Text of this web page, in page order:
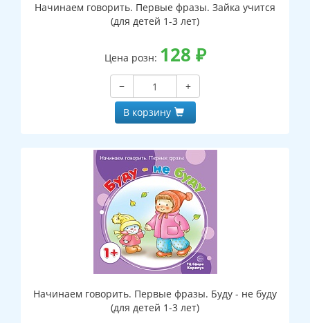
Начинаем говорить. Первые фразы. Зайка учится
(для детей 1-3 лет)
Цена розн: 128 ₽
−
+
В корзину
Начинаем говорить. Первые фразы. Буду - не буду
(для детей 1-3 лет)